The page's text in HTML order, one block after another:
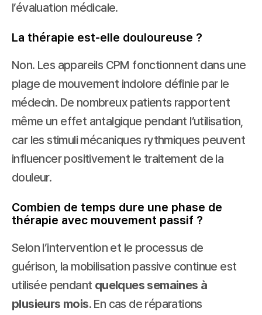
l’évaluation médicale.
La thérapie est-elle douloureuse ?
Non. Les appareils CPM fonctionnent dans une
plage de mouvement indolore définie par le
médecin. De nombreux patients rapportent
même un effet antalgique pendant l’utilisation,
car les stimuli mécaniques rythmiques peuvent
influencer positivement le traitement de la
douleur.
Combien de temps dure une phase de
thérapie avec mouvement passif ?
Selon l’intervention et le processus de
guérison, la mobilisation passive continue est
utilisée pendant quelques semaines à
plusieurs mois. En cas de réparations